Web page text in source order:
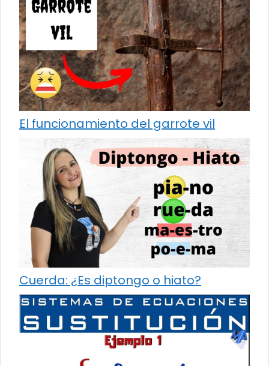
El funcionamiento del garrote vil
Cuerda: ¿Es diptongo o hiato?